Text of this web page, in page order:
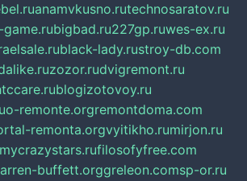
anamvkusno.rutechnosaratov.ru
bigbad.ru227gp.ruwes-ex.ru
black-lady.rustroy-db.com
zozor.rudvigremont.ru
blogizotovoy.ru
o-remonte.orgremontdoma.com
remonta.orgvyitikho.rumirjon.ru
mycrazystars.rufilosofyfree.com
buffett.orggreleon.comsp-or.ru